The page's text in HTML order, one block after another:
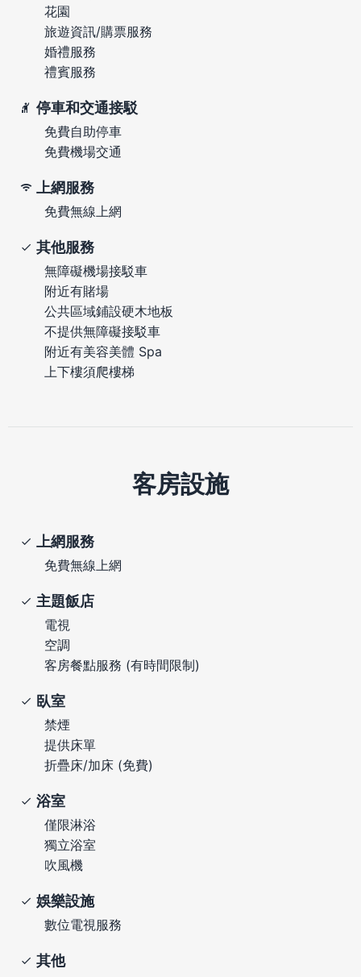
花園
旅遊資訊/購票服務
婚禮服務
禮賓服務
停車和交通接駁
免費自助停車
免費機場交通
上網服務
免費無線上網
其他服務
無障礙機場接駁車
附近有賭場
公共區域鋪設硬木地板
不提供無障礙接駁車
附近有美容美體 Spa
上下樓須爬樓梯
客房設施
上網服務
免費無線上網
主題飯店
電視
空調
客房餐點服務 (有時間限制)
臥室
禁煙
提供床單
折疊床/加床 (免費)
浴室
僅限淋浴
獨立浴室
吹風機
娛樂設施
數位電視服務
其他